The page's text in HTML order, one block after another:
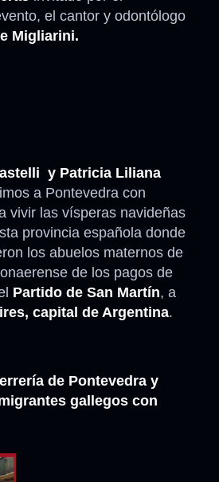
el cantor y odontólogo
Migliarini.
y Patricia Liliana
a Pontevedra con
vivir las vísperas navideñas
provincia española donde
los abuelos maternos de
de los pagos de
Partido de San Martín, a
capital de Argentina.
de Pontevedra y
gallegos con